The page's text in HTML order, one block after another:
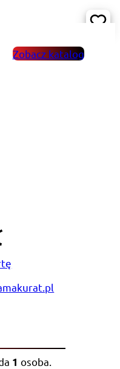
Zobacz katalog
1 osoba